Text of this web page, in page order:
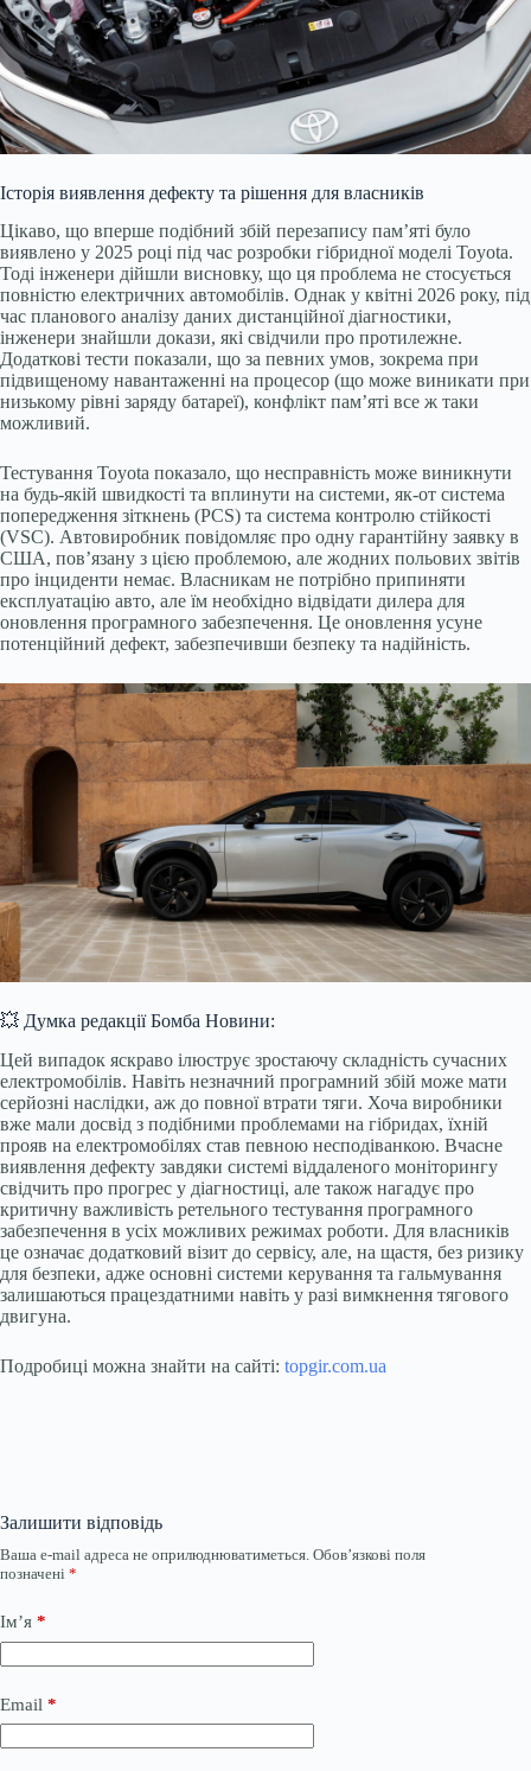
Історія виявлення дефекту та рішення для власників
Цікаво, що вперше подібний збій перезапису пам’яті було
виявлено у 2025 році під час розробки гібридної моделі Toyota.
Тоді інженери дійшли висновку, що ця проблема не стосується
повністю електричних автомобілів. Однак у квітні 2026 року, під
час планового аналізу даних дистанційної діагностики,
інженери знайшли докази, які свідчили про протилежне.
Додаткові тести показали, що за певних умов, зокрема при
підвищеному навантаженні на процесор (що може виникати при
низькому рівні заряду батареї), конфлікт пам’яті все ж таки
можливий.
Тестування Toyota показало, що несправність може виникнути
на будь-якій швидкості та вплинути на системи, як-от система
попередження зіткнень (PCS) та система контролю стійкості
(VSC). Автовиробник повідомляє про одну гарантійну заявку в
США, пов’язану з цією проблемою, але жодних польових звітів
про інциденти немає. Власникам не потрібно припиняти
експлуатацію авто, але їм необхідно відвідати дилера для
оновлення програмного забезпечення. Це оновлення усуне
потенційний дефект, забезпечивши безпеку та надійність.
💥 Думка редакції Бомба Новини:
Цей випадок яскраво ілюструє зростаючу складність сучасних
електромобілів. Навіть незначний програмний збій може мати
серйозні наслідки, аж до повної втрати тяги. Хоча виробники
вже мали досвід з подібними проблемами на гібридах, їхній
прояв на електромобілях став певною несподіванкою. Вчасне
виявлення дефекту завдяки системі віддаленого моніторингу
свідчить про прогрес у діагностиці, але також нагадує про
критичну важливість ретельного тестування програмного
забезпечення в усіх можливих режимах роботи. Для власників
це означає додатковий візит до сервісу, але, на щастя, без ризику
для безпеки, адже основні системи керування та гальмування
залишаються працездатними навіть у разі вимкнення тягового
двигуна.
Подробиці можна знайти на сайті: topgir.com.ua
Залишити відповідь
Ваша e-mail адреса не оприлюднюватиметься. Обов’язкові поля
позначені *
Ім’я *
Email *